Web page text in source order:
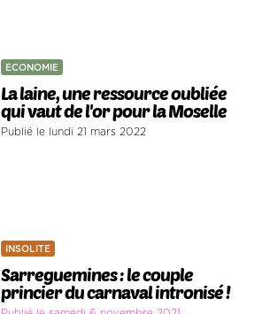
ECONOMIE
La laine, une ressource oubliée
qui vaut de l'or pour la Moselle
Publié le lundi 21 mars 2022
INSOLITE
Sarreguemines : le couple
princier du carnaval intronisé !